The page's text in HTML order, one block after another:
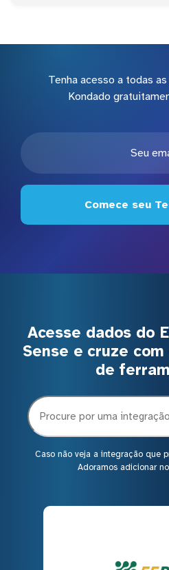
Tenha acesso a todas
Kondado
Comece seu
Acesse dados do
Sense e cruze
de
Caso não veja a integração que
Adoramos adicionar